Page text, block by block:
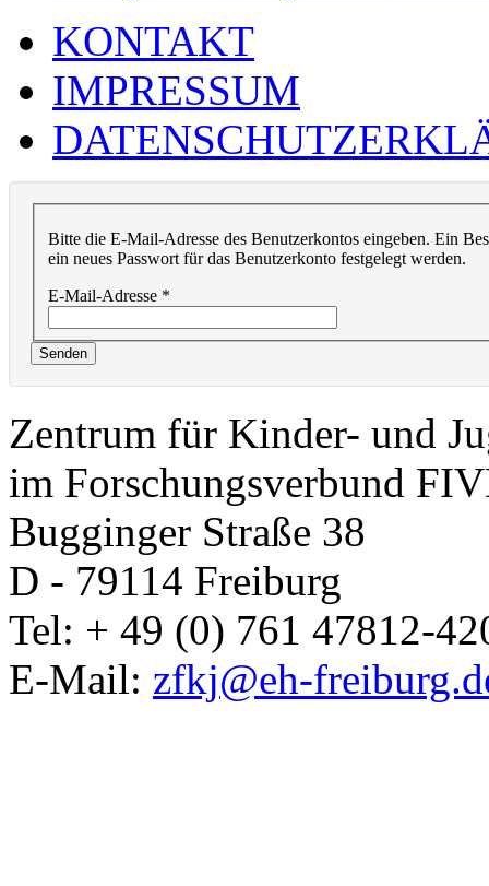
KONTAKT
IMPRESSUM
Bitte die E-Mail-Adresse des Benutzerkontos eingeben. Ein
ein neues Passwort für das Benutzerkonto festgelegt werden.
E-Mail-Adresse *
Senden
Zentrum für Kinder- und
im Forschungsverbund
Bugginger Straße 38
D - 79114 Freiburg
Tel: + 49 (0) 761 47812-
E-Mail: zfkj@eh-